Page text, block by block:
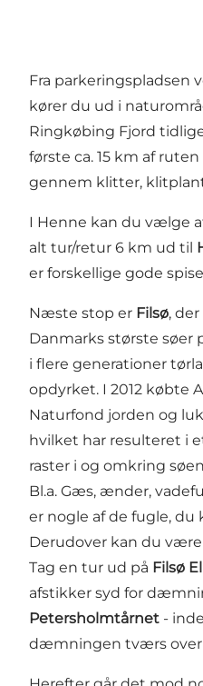
Fra parkeringspladsen
kører du ud i
Ringkøbing Fjord
første ca. 15 km af
gennem klitter,
I Henne kan du vælge
alt tur/retur 6 km ud til
er forskellige gode
Næste stop er Filsø,
Danmarks største søer
i flere generationer
opdyrket. I 2012 købte
Naturfond jorden og
hvilket har resulteret i
raster i og omkring
Bl.a. Gæs, ænder,
er nogle af de fugle, du
Derudover kan du
Tag en tur ud på Filsø
afstikker syd for
Petersholmtårnet -
dæmningen tværs over